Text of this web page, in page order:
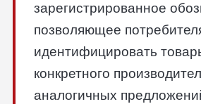
зарегистрированное
позволяющее
идентифицировать
конкретного
аналогичных